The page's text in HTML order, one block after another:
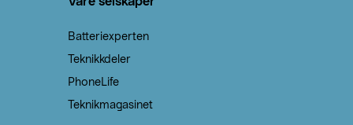
Batteriexperten
Teknikkdeler
PhoneLife
Teknikmagasinet